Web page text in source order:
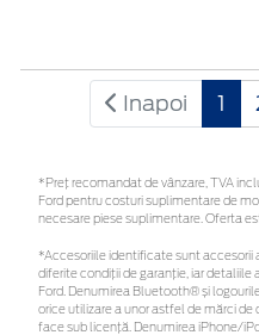
Inapoi 1
*Preţ recomandat de vânzare, TVA
Ford pentru costuri suplimentare de
necesare piese suplimentare. Oferta
*Accesoriile identificate sunt accesorii
diferite condiții de garanție, iar detaliile
Ford. Denumirea Bluetooth® și
orice utilizare a unor astfel de mărci
face sub licență. Denumirea iPhone/